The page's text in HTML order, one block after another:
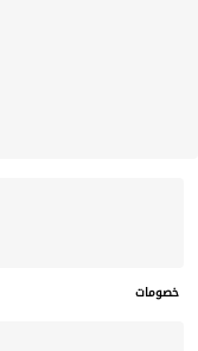
خصومات